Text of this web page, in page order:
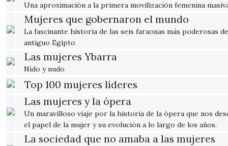
Una aproximación a la primera movilización femenina
Mujeres que gobernaron el mundo
La fascinante historia de las seis faraonas más poderosas
antiguo Egipto
Las mujeres Ybarra
Nido y nudo
Top 100 mujeres líderes
Las mujeres y la ópera
Un maravilloso viaje por la historia de la ópera que nos
el papel de la mujer y su evolución a lo largo de los años.
La sociedad que no amaba a las mujeres